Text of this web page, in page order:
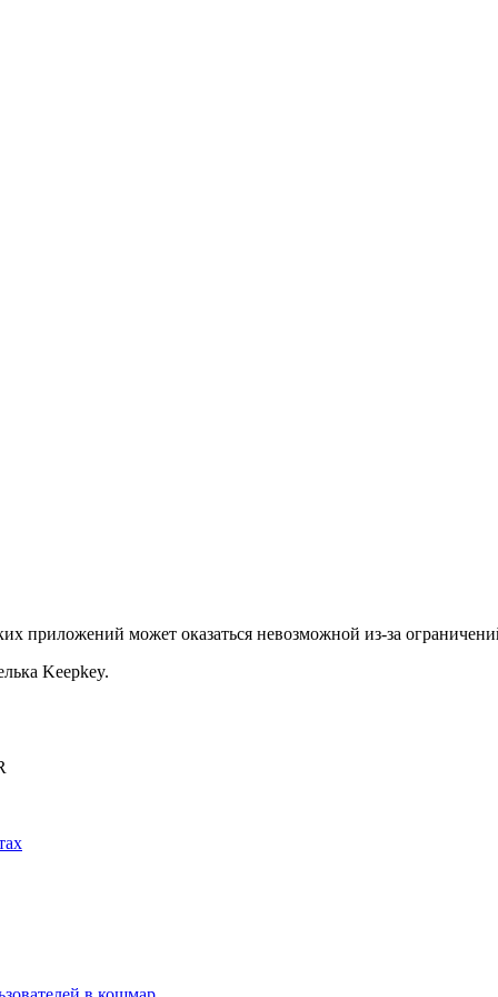
приложений может оказаться невозможной из-за
Keepkey.